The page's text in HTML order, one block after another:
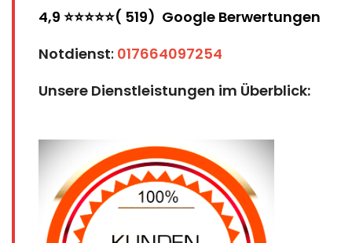
4,9 ⭐⭐⭐⭐⭐( 519) Google Berwertungen
Notdienst: 017664097254
Unsere Dienstleistungen im Überblick: